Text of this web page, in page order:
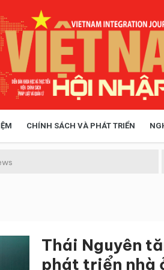
CHÍNH SÁCH VÀ PHÁT TRIỂN
Thái Nguyên
phát triển nhà